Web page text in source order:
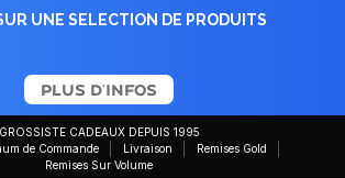
UNE SELECTION DE PRODUITS
PLUS D'INFOS
GROSSISTE CADEAUX DEPUIS 1995
de Commande
Livraison
Remises Gold
Remises Sur Volume